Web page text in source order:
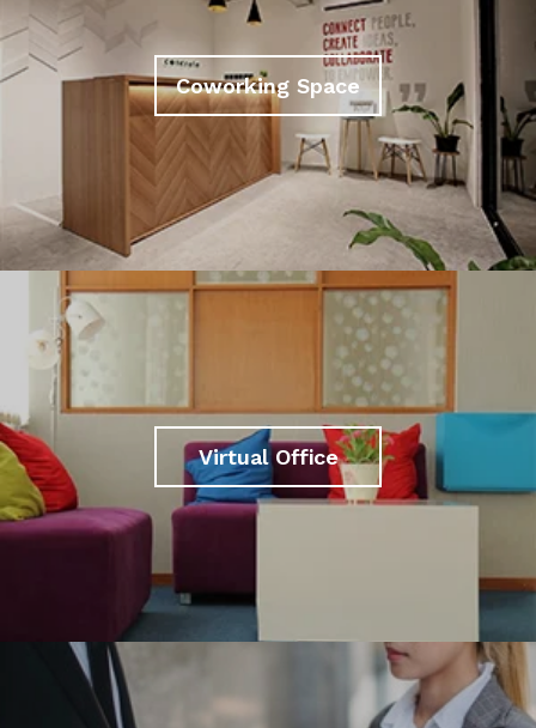
Coworking Space
Virtual Office